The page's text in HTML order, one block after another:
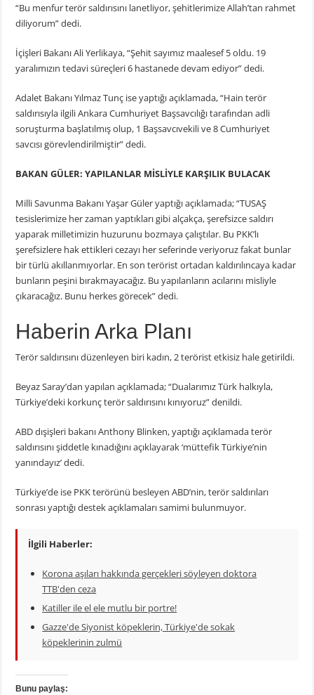
“Bu menfur terör saldırısını lanetliyor, şehitlerimize Allah’tan rahmet
diliyorum” dedi.
İçişleri Bakanı Ali Yerlikaya, “Şehit sayımız maalesef 5 oldu. 19
yaralımızın tedavi süreçleri 6 hastanede devam ediyor” dedi.
Adalet Bakanı Yılmaz Tunç ise yaptığı açıklamada, “Hain terör
saldırısıyla ilgili Ankara Cumhuriyet Başsavcılığı tarafından adli
soruşturma başlatılmış olup, 1 Başsavcıvekili ve 8 Cumhuriyet
savcısı görevlendirilmiştir” dedi.
BAKAN GÜLER: YAPILANLAR MİSLİYLE KARŞILIK BULACAK
Milli Savunma Bakanı Yaşar Güler yaptığı açıklamada; “TUSAŞ
tesislerimize her zaman yaptıkları gibi alçakça, şerefsizce saldırı
yaparak milletimizin huzurunu bozmaya çalıştılar. Bu PKK’lı
şerefsizlere hak ettikleri cezayı her seferinde veriyoruz fakat bunlar
bir türlü akıllanmıyorlar. En son terörist ortadan kaldırılıncaya kadar
bunların peşini bırakmayacağız. Bu yapılanların acılarını misliyle
çıkaracağız. Bunu herkes görecek” dedi.
Haberin Arka Planı
Terör saldırısını düzenleyen biri kadın, 2 terörist etkisiz hale getirildi.
Beyaz Saray’dan yapılan açıklamada; “Dualarımız Türk halkıyla,
Türkiye’deki korkunç terör saldırısını kınıyoruz” denildi.
ABD dışişleri bakanı Anthony Blinken, yaptığı açıklamada terör
saldırısını şiddetle kınadığını açıklayarak ‘müttefik Türkiye’nin
yanındayız’ dedi.
Türkiye’de ise PKK terörünü besleyen ABD’nin, terör saldırıları
sonrası yaptığı destek açıklamaları samimi bulunmuyor.
İlgili Haberler:
Korona aşıları hakkında gerçekleri söyleyen doktora
TTB'den ceza
Katiller ile el ele mutlu bir portre!
Gazze'de Siyonist köpeklerin, Türkiye'de sokak
köpeklerinin zulmü
Bunu paylaş: